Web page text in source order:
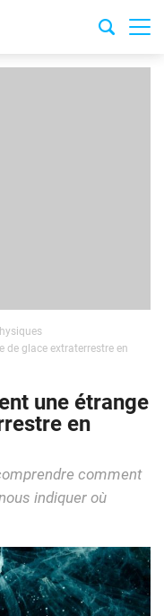
de glace extraterrestre en
une étrange
en
comment
indiquer où